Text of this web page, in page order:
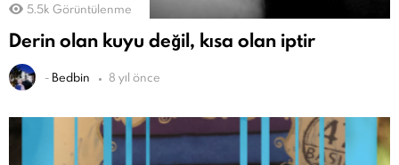
5.5k Görüntülenme
Derin olan kuyu değil, kısa olan iptir
- Bedbin 8 yıl önce